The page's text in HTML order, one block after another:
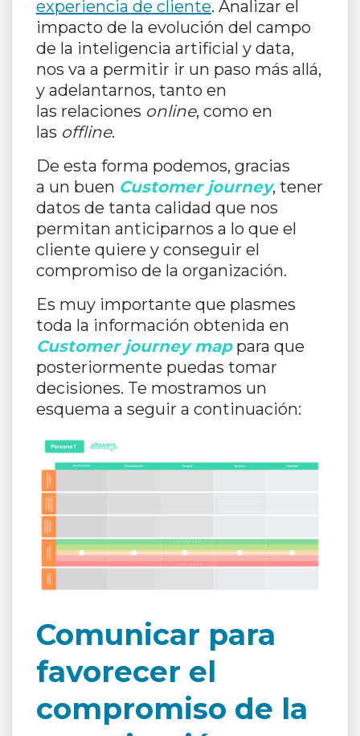
experiencia de cliente. Analizar el
impacto de la evolución del campo
de la inteligencia artificial y data,
nos va a permitir ir un paso más allá,
y adelantarnos, tanto en
las relaciones online, como en
las offline.
De esta forma podemos, gracias
a un buen Customer journey, tener
datos de tanta calidad que nos
permitan anticiparnos a lo que el
cliente quiere y conseguir el
compromiso de la organización.
Es muy importante que plasmes
toda la información obtenida en
Customer journey mappara que
posteriormente puedas tomar
decisiones. Te mostramos un
esquema a seguir a continuación:
Comunicar para
favorecer el
compromiso de la